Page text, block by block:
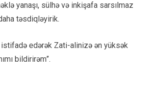
yanaşı, sülhə və inkişafa sarsılmaz
təsdiqləyirik.
edərək Zati-alinizə ən yüksək
bildirirəm”.